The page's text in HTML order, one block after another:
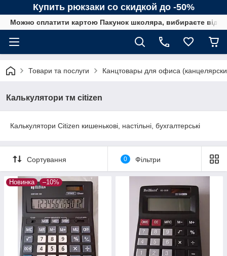
Купить рюкзаки со скидкой до -50%
Можно сплатити картою Пакунок школяра, вибираєте від
Товари та послуги Канцтовары для офиса
Калькулятори тм citizen
Калькулятори Citizen кишенькові, настільні, бухгалтерські
Сортування 0 Фільтри
Новинка –10%